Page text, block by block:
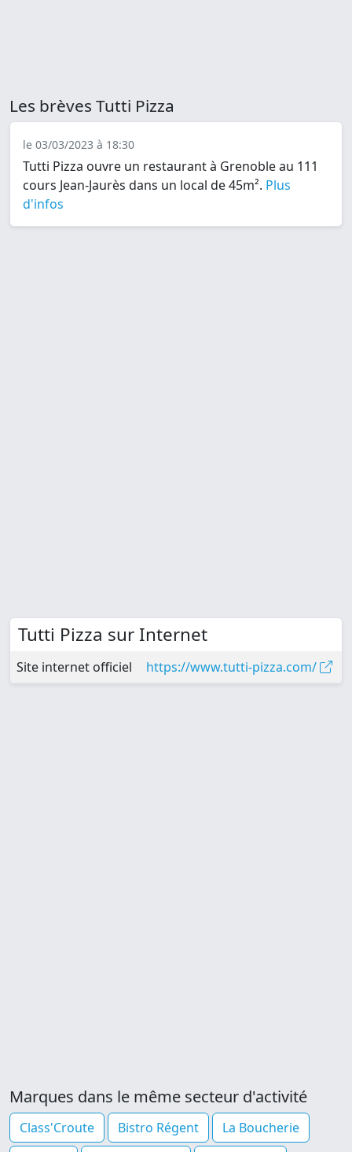
Les brèves Tutti Pizza
le 03/03/2023 à 18:30
Tutti Pizza ouvre un restaurant à Grenoble au 111
cours Jean-Jaurès dans un local de 45m². Plus
d'infos
Tutti Pizza sur Internet
Site internet officiel https://www.tutti-pizza.com/
Marques dans le même secteur d'activité
Class'Croute Bistro Régent La Boucherie